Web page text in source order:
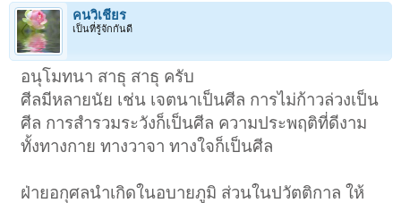
คนวิเชียร
เป็นที่รู้จักกันดี
อนุโมทนา สาธุ สาธุ ครับ
ศีลมีหลายนัย เช่น เจตนาเป็นศีล การไม่ก้าวล่วงเป็น
ศีล การสำรวมระวังก็เป็นศีล ความประพฤติที่ดีงาม
ทั้งทางกาย ทางวาจา ทางใจก็เป็นศีล
ฝ่ายอกุศลนำเกิดในอบายภูมิ ส่วนในปวัตติกาล ให้